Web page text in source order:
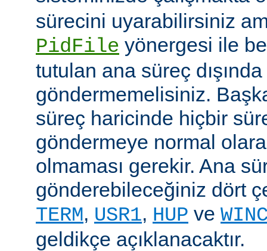
sürecini uyarabilirsiniz
PidFile yönergesi ile
tutulan ana süreç
göndermemelisiniz.
süreç haricinde hiçbir
göndermeye normal
olmaması gerekir. Ana
gönderebileceğiniz dört
TERM, USR1, HUP ve
geldikçe açıklanacaktır.